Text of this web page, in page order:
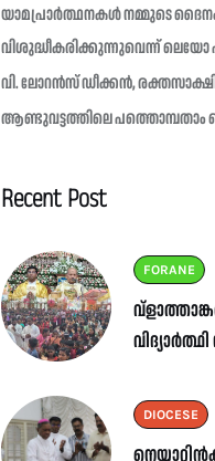
യാമപ്രാർത്ഥനകൾ നമ്മുടെ
വിശുദ്ധീകരിക്കുന്നുവെന്ന് ലെയോ
വി. ലോറൻസ് ഡീക്കൻ,
ആണ്ടുവട്ടത്തിലെ
Recent Post
FORANE
DIOCESE